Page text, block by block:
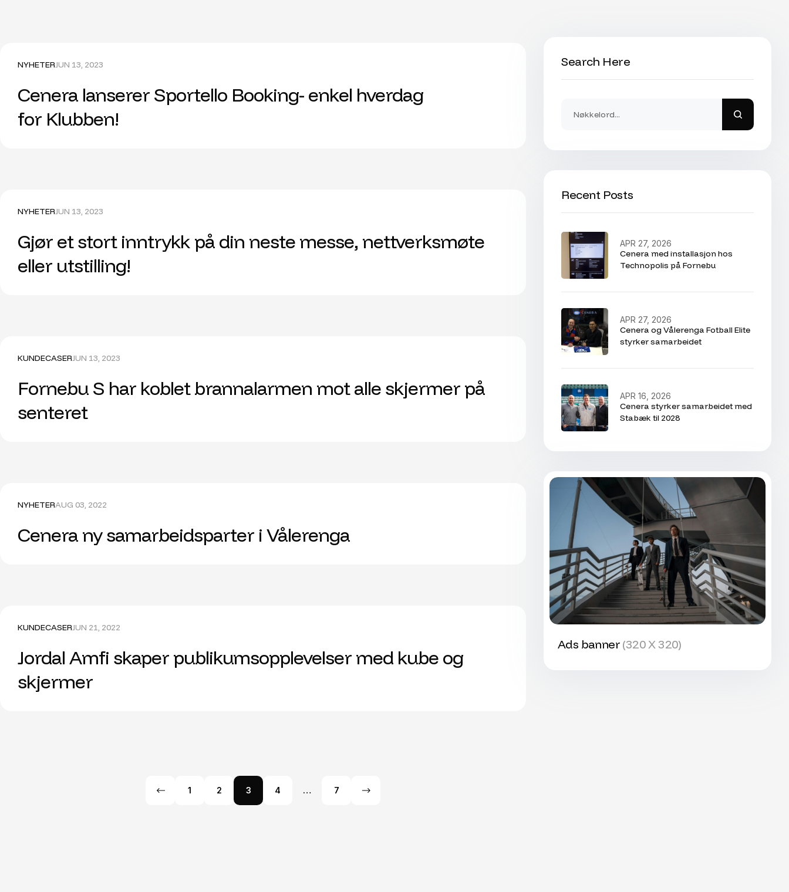
NYHETERJUN 13, 2023
Cenera lanserer Sportello Booking- enkel hverdag
for Klubben!
NYHETERJUN 13, 2023
Gjør et stort inntrykk på din neste messe, nettverksmøte
eller utstilling!
KUNDECASERJUN 13, 2023
Fornebu S har koblet brannalarmen mot alle skjermer på
senteret
NYHETERAUG 03, 2022
Cenera ny samarbeidsparter i Vålerenga
KUNDECASERJUN 21, 2022
Jordal Amfi skaper publikumsopplevelser med kube og
skjermer
1 2 3 4 … 7
Search Here
Recent Posts
Cenera med installasjon hos
Technopolis på Fornebu
APR 27, 2026
Cenera og Vålerenga Fotball Elite
styrker samarbeidet
APR 27, 2026
Cenera styrker samarbeidet med
Stabæk til 2028
APR 16, 2026
Ads banner (320 X 320)